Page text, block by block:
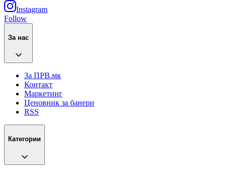
Instagram
Follow
За нас
За ПРВ.мк
Контакт
Маркетинг
Ценовник за банери
RSS
Категории